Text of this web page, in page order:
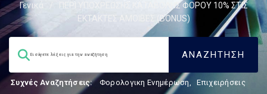
Γενικά
/
ΠΕΡΙ ΥΠΟΧΡΕΩΣΗΣ ΚΑΤΑΒΟΛΗΣ ΦΟΡΟΥ 10% ΣΤΙΣ
ΕΚΤΑΚΤΕΣ ΑΜΟΙΒΕΣ (BONUS)
Συχνές Αναζητήσεις: Φορολογικη Ενημέρωση, Επιχειρήσεις